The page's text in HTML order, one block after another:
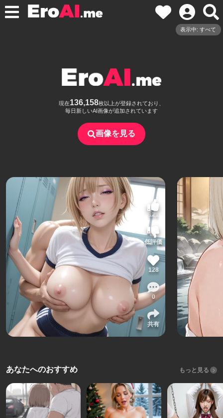
表示中: すべて
現在136,158枚以上が登録されており、
毎日新しいAI画像が追加されています
画像を見る
121
低評価
128
0
共有
あなたへのおすすめ もっと見る